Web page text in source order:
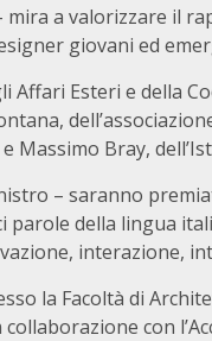
mira a valorizzare il
giovani ed
Affari Esteri e della
Bray,
– saranno
della lingua
interazione,
la Facoltà di
con